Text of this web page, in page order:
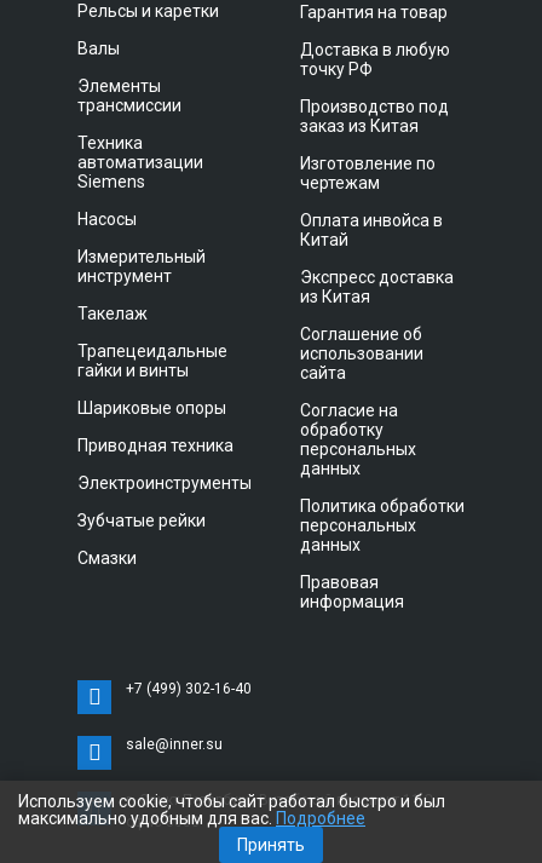
Рельсы и каретки
Валы
Элементы
трансмиссии
Техника
автоматизации
Siemens
Насосы
Измерительный
инструмент
Такелаж
Трапецеидальные
гайки и винты
Шариковые опоры
Приводная техника
Электроинструменты
Зубчатые рейки
Смазки
Гарантия на товар
Доставка в любую
точку РФ
Производство под
заказ из Китая
Изготовление по
чертежам
Оплата инвойса в
Китай
Экспресс доставка
из Китая
Соглашение об
использовании
сайта
Согласие на
обработку
персональных
данных
Политика обработки
персональных
данных
Правовая
информация
+7 (499) 302-16-40
sale@inner.su
г. Санкт-Петербург, Витебский проспект 11 С,
офис 3033
Используем cookie, чтобы сайт работал быстро и был
максимально удобным для вас. Подробнее
Принять